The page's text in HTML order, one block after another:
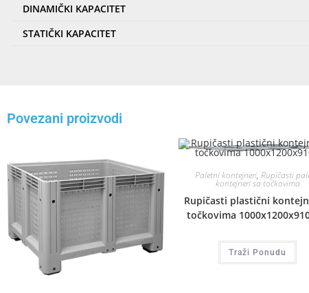
DINAMIČKI KAPACITET
STATIČKI KAPACITET
Povezani proizvodi
Paletni kontejneri, Rupičasti
kontejneri sa točkovima
Rupičasti plastični
točkovima
Traži Ponudu